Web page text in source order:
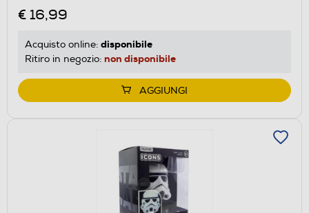
€ 16,99
Acquisto online: disponibile
Ritiro in negozio: non disponibile
AGGIUNGI